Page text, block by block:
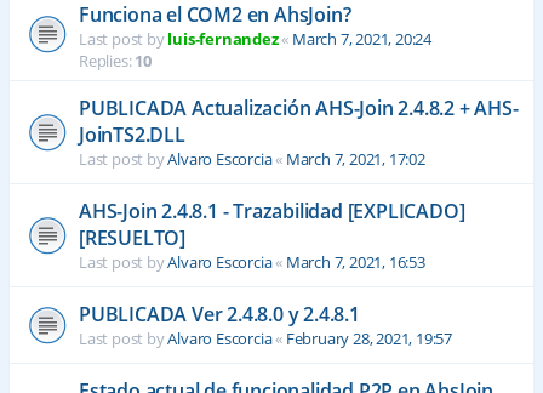
Funciona el COM2 en AhsJoin?
Last post byluis-fernandez« March 7, 2021, 20:24
Replies:10
PUBLICADA Actualización AHS-Join 2.4.8.2 + AHS-
JoinTS2.DLL
Last post byAlvaro Escorcia« March 7, 2021, 17:02
AHS-Join 2.4.8.1 - Trazabilidad [EXPLICADO]
[RESUELTO]
Last post byAlvaro Escorcia« March 7, 2021, 16:53
PUBLICADA Ver 2.4.8.0 y 2.4.8.1
Last post byAlvaro Escorcia« February 28, 2021, 19:57